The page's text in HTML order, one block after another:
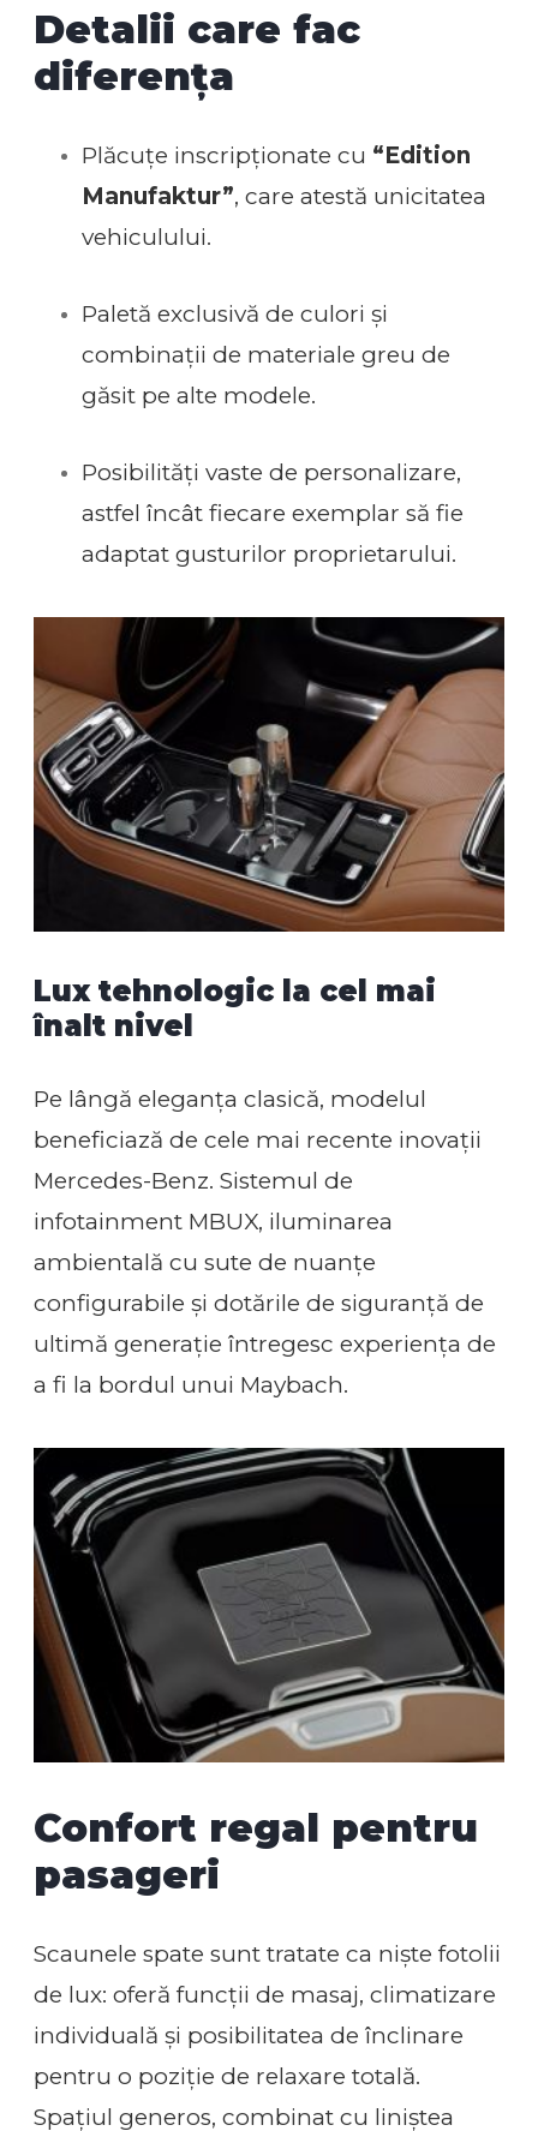
Detalii care fac
diferența
Plăcuțe inscripționate cu “Edition
Manufaktur”, care atestă unicitatea
vehiculului.
Paletă exclusivă de culori și
combinații de materiale greu de
găsit pe alte modele.
Posibilități vaste de personalizare,
astfel încât fiecare exemplar să fie
adaptat gusturilor proprietarului.
Lux tehnologic la cel mai
înalt nivel
Pe lângă eleganța clasică, modelul
beneficiază de cele mai recente inovații
Mercedes-Benz. Sistemul de
infotainment MBUX, iluminarea
ambientală cu sute de nuanțe
configurabile și dotările de siguranță de
ultimă generație întregesc experiența de
a fi la bordul unui Maybach.
Confort regal pentru
pasageri
Scaunele spate sunt tratate ca niște fotolii
de lux: oferă funcții de masaj, climatizare
individuală și posibilitatea de înclinare
pentru o poziție de relaxare totală.
Spațiul generos, combinat cu liniștea